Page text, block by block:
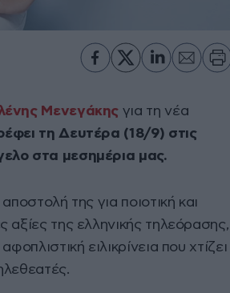
Μενεγάκης για τη νέα
τη Δευτέρα (18/9) στις
στα μεσημέρια μας.
της για ποιοτική και
αξίες της ελληνικής τηλεόρασης,
ειλικρίνεια που χτίζει